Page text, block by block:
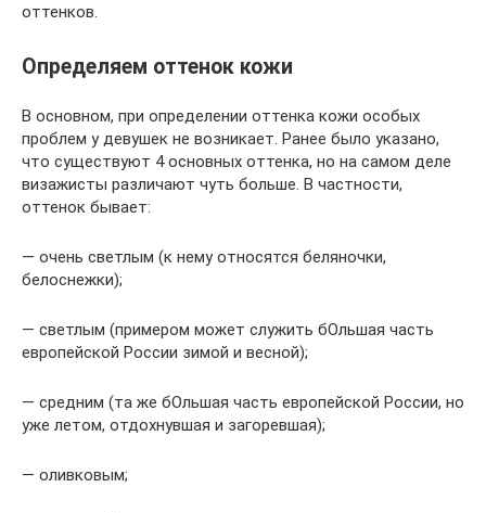
оттенков.
Определяем оттенок кожи
В основном, при определении оттенка кожи особых
проблем у девушек не возникает. Ранее было указано,
что существуют 4 основных оттенка, но на самом деле
визажисты различают чуть больше. В частности,
оттенок бывает:
— очень светлым (к нему относятся беляночки,
белоснежки);
— светлым (примером может служить бОльшая часть
европейской России зимой и весной);
— средним (та же бОльшая часть европейской России, но
уже летом, отдохнувшая и загоревшая);
— оливковым;